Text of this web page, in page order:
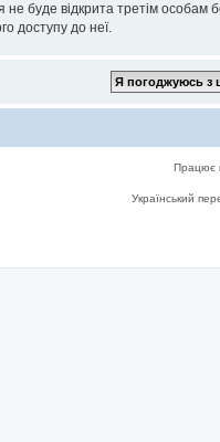
буде відкрита третім особам
доступу до неї.
Працює
Український